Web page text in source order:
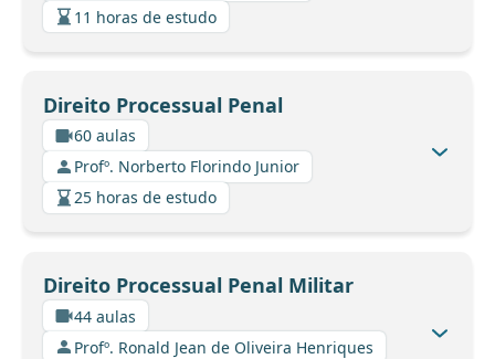
11 horas de estudo
Direito Processual Penal
60 aulas
Profº. Norberto Florindo Junior
25 horas de estudo
Direito Processual Penal Militar
44 aulas
Profº. Ronald Jean de Oliveira Henriques